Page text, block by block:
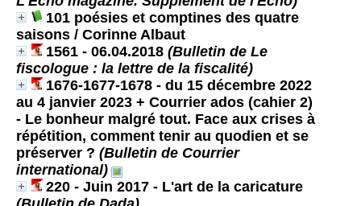
101 poésies et comptines des quatre
saisons / Corinne Albaut
1561 - 06.04.2018 (Bulletin de Le
fiscologue : la lettre de la fiscalité)
1676-1677-1678 - du 15 décembre 2022
au 4 janvier 2023 + Courrier ados (cahier 2)
- Le bonheur malgré tout. Face aux crises à
répétition, comment tenir au quodien et se
préserver ? (Bulletin de Courrier
international)
220 - Juin 2017 - L'art de la caricature